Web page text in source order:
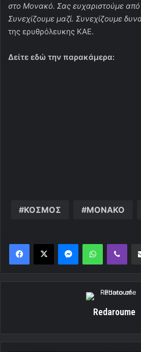
στο Μονακό. Σας ευχαριστούμε από
Συνεχίζουμε μαζί. Συνεχίζουμε
της ερυθρόλευκης ΚΑΕ.
Δείτε εδώ την παρακάμερα:
ΚΟΣΜΟΣ ΜΟΝΑΚΟ
MessengerWhatsAppViber
Redaroume